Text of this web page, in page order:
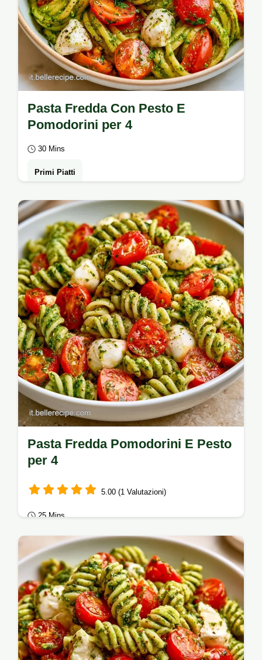
Pasta Fredda Con Pesto E
Pomodorini per 4
30 Mins
Primi Piatti
Per un pranzo fresco, prova la Pasta Fredda
Con Pesto E Pomodorini. Pronta in 30
minuti, include una tabella dettagliata sul…
Pasta Fredda Pomodorini E Pesto
per 4
5.00 (1 Valutazioni)
25 Mins
Primi Piatti
Pesto, pomodorini e mozzarella per una
Pasta Fredda Pomodorini E Pesto. Trovi a
cosa serve ogni ingrediente in questa
ricetta…